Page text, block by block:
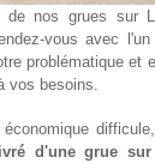
de nos grues sur
vous avec
problématique et
vos besoins.
d'une grue